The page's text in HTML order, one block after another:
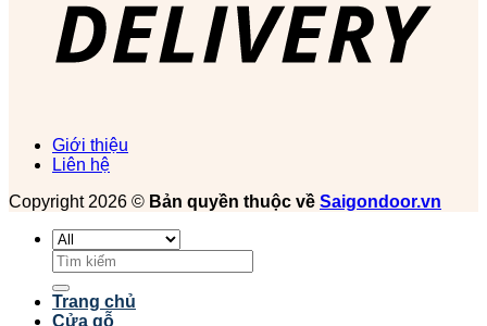
Giới thiệu
Liên hệ
Copyright 2026 © Bản quyền thuộc về Saigondoor.vn
Tìm
kiếm:
Trang chủ
Cửa gỗ